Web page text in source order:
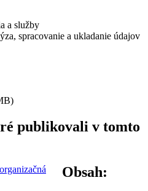
a služby
spracovanie a ukladanie údajov
publikovali v tomto
Obsah: